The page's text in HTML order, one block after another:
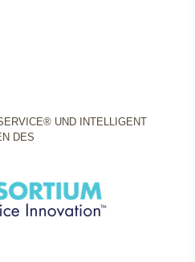
UND INTELLIGENT
DES